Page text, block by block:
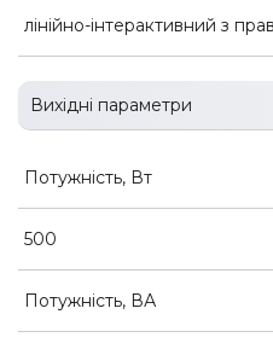
лінійно-інтерактивний з
Вихідні параметри
Потужність, Вт
500
Потужність, ВА